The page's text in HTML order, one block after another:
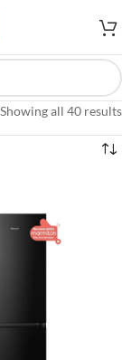
Showing all 40 results